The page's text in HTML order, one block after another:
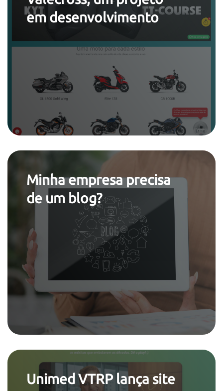
em desenvolvimento
Minha empresa precisa
de um blog?
Unimed VTRP lança site